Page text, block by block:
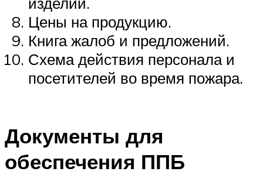
Цены на продукцию.
Книга жалоб и предложений.
Схема действия персонала и
посетителей во время пожара.
Документы для
обеспечения ППБ